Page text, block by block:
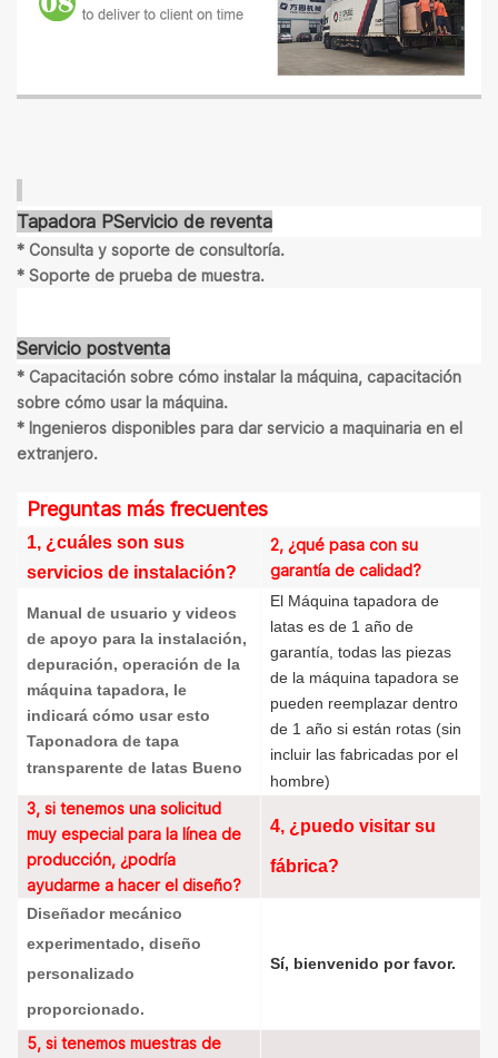
Tapadora PServicio de reventa
* Consulta y soporte de consultoría.
* Soporte de prueba de muestra.
Servicio postventa
* Capacitación sobre cómo instalar la máquina, capacitación
sobre cómo usar la máquina.
* Ingenieros disponibles para dar servicio a maquinaria en el
extranjero.
Preguntas más frecuentes
1, ¿cuáles son sus
servicios de instalación?
2, ¿qué pasa con su
garantía de calidad?
Manual de usuario y videos
de apoyo para la instalación,
depuración, operación de la
máquina tapadora, le
indicará cómo usar esto
Taponadora de tapa
transparente de latas Bueno
El Máquina tapadora de
latas es de 1 año de
garantía, todas las piezas
de la máquina tapadora se
pueden reemplazar dentro
de 1 año si están rotas (sin
incluir las fabricadas por el
hombre)
3, si tenemos una solicitud
muy especial para la línea de
producción, ¿podría
ayudarme a hacer el diseño?
4, ¿puedo visitar su
fábrica?
Diseñador mecánico
experimentado, diseño
personalizado
proporcionado.
Sí, bienvenido por favor.
5, si tenemos muestras de